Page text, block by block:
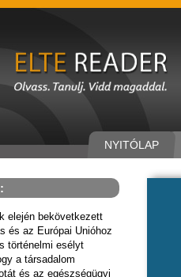
NYITÓLAP
elején bekövetkezett
és az Európai Unióhoz
történelmi esélyt
a társadalom
és az egészségügyi